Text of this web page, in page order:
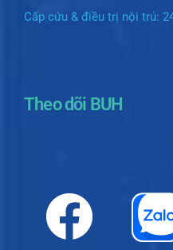
Cấp cứu & điều trị nội trú:
Theo dõi BUH